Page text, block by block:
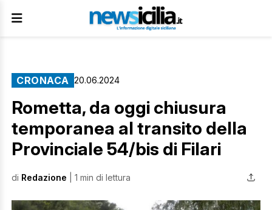
CRONACA 20.06.2024
Rometta, da oggi chiusura
temporanea al transito della
Provinciale 54/bis di Filari
di Redazione | 1 min di lettura